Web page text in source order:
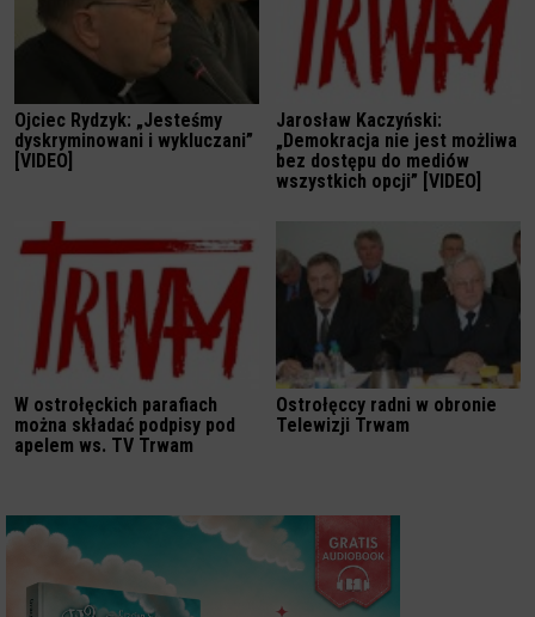
Ojciec Rydzyk: „Jesteśmy
dyskryminowani i wykluczani”
[VIDEO]
Jarosław Kaczyński:
„Demokracja nie jest możliwa
bez dostępu do mediów
wszystkich opcji” [VIDEO]
W ostrołęckich parafiach
można składać podpisy pod
apelem ws. TV Trwam
Ostrołęccy radni w obronie
Telewizji Trwam